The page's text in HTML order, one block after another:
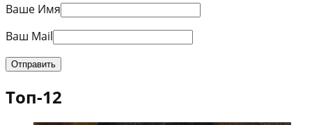
Ваше Имя
Ваш Mail
Топ-12